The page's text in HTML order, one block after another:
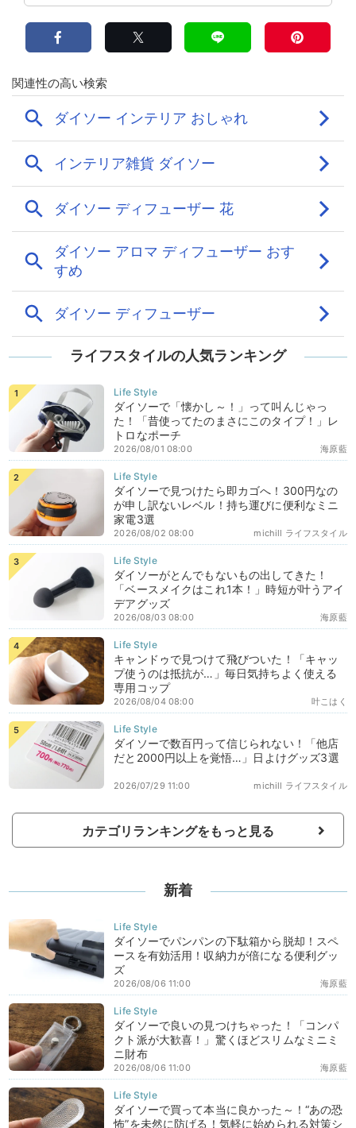
ライフスタイルの人気ランキング
ダイソーで「懐かし～！」って叫んじゃっ
た！「昔使ってたのまさにこのタイプ！」レ
トロなポーチ
海原藍
2026/08/01 08:00
ダイソーで見つけたら即カゴへ！300円なの
が申し訳ないレベル！持ち運びに便利なミニ
家電3選
michill ライフスタイル
2026/08/02 08:00
ダイソーがとんでもないもの出してきた！
「ベースメイクはこれ1本！」時短が叶うアイ
デアグッズ
海原藍
2026/08/03 08:00
キャンドゥで見つけて飛びついた！「キャッ
プ使うのは抵抗が…」毎日気持ちよく使える
専用コップ
叶こはく
2026/08/04 08:00
ダイソーで数百円って信じられない！「他店
だと2000円以上を覚悟…」日よけグッズ3選
michill ライフスタイル
2026/07/29 11:00
カテゴリランキングをもっと見る
新着
ダイソーでパンパンの下駄箱から脱却！スペ
ースを有効活用！収納力が倍になる便利グッ
ズ
海原藍
2026/08/06 11:00
ダイソーで良いの見つけちゃった！「コンパ
クト派が大歓喜！」驚くほどスリムなミニミ
ニ財布
海原藍
2026/08/06 11:00
ダイソーで買って本当に良かった～！“あの恐
怖”を未然に防げる！気軽に始められる対策シ